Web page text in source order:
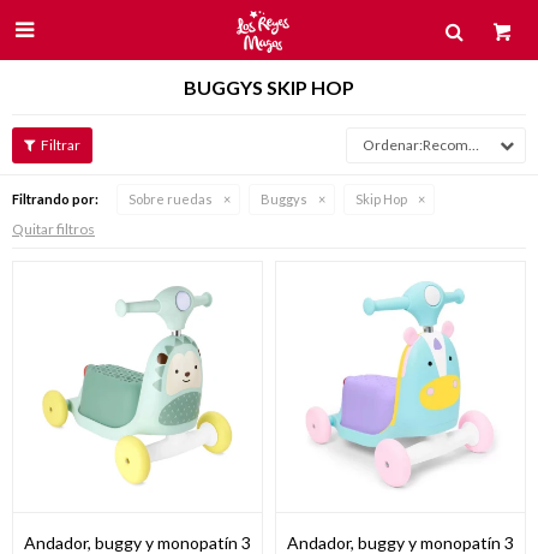

BUGGYS SKIP HOP
Recomendados
Filtrando por: Sobre ruedas Buggys Skip Hop
Quitar filtros
Andador, buggy y monopatín 3
Andador, buggy y monopatín 3